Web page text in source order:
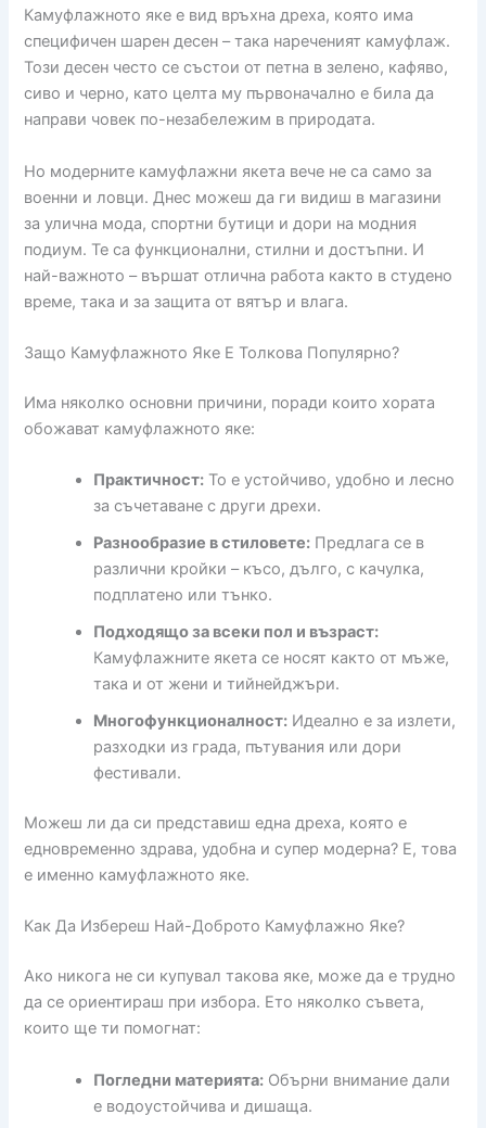
Камуфлажното яке е вид връхна дреха, която има
специфичен шарен десен – така нареченият камуфлаж.
Този десен често се състои от петна в зелено, кафяво,
сиво и черно, като целта му първоначално е била да
направи човек по-незабележим в природата.
Но модерните камуфлажни якета вече не са само за
военни и ловци. Днес можеш да ги видиш в магазини
за улична мода, спортни бутици и дори на модния
подиум. Те са функционални, стилни и достъпни. И
най-важното – вършат отлична работа както в студено
време, така и за защита от вятър и влага.
Защо Камуфлажното Яке Е Толкова Популярно?
Има няколко основни причини, поради които хората
обожават камуфлажното яке:
Практичност: То е устойчиво, удобно и лесно
за съчетаване с други дрехи.
Разнообразие в стиловете: Предлага се в
различни кройки – късо, дълго, с качулка,
подплатено или тънко.
Подходящо за всеки пол и възраст:
Камуфлажните якета се носят както от мъже,
така и от жени и тийнейджъри.
Многофункционалност: Идеално е за излети,
разходки из града, пътувания или дори
фестивали.
Можеш ли да си представиш една дреха, която е
едновременно здрава, удобна и супер модерна? Е, това
е именно камуфлажното яке.
Как Да Избереш Най-Доброто Камуфлажно Яке?
Ако никога не си купувал такова яке, може да е трудно
да се ориентираш при избора. Ето няколко съвета,
които ще ти помогнат:
Погледни материята: Обърни внимание дали
е водоустойчива и дишаща.